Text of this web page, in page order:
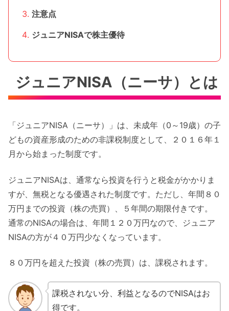
注意点
ジュニアNISAで株主優待
ジュニアNISA（ニーサ）とは
「ジュニアNISA（ニーサ）」は、未成年（0～19歳）の子
どもの資産形成のための非課税制度として、２０１６年１
月から始まった制度です。
ジュニアNISAは、通常なら投資を行うと税金がかかりま
すが、無税となる優遇された制度です。ただし、年間８０
万円までの投資（株の売買）、５年間の期限付きです。
通常のNISAの場合は、年間１２０万円なので、ジュニア
NISAの方が４０万円少なくなっています。
８０万円を超えた投資（株の売買）は、課税されます。
課税されない分、利益となるのでNISAはお
得です。